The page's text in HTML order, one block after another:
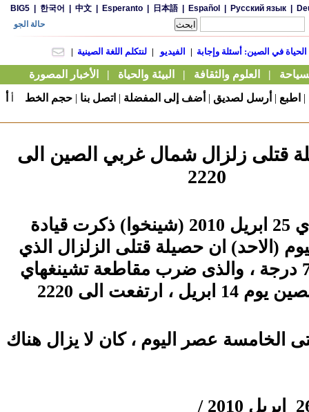
| اطبع | أرسل لصديق | أضف إلى المفضلة | اتصل بنا | حجم الخط
قتلى زلزال شمال غربي الصين الى
2220
يوشو، تشينغهاي 25 ابريل 2010 (شينخوا) ذكرت قيادة
(الاحد) ان حصيلة قتلى الزلزال الذي
بلغت شدته 7.1 درجة ، والذى ضرب مقاطعة تشينغهاي
شمال غربي الصين يوم 14 ابريل ، ارتفعت الى 2220
الخامسة عصر اليوم ، كان لا يزال هناك